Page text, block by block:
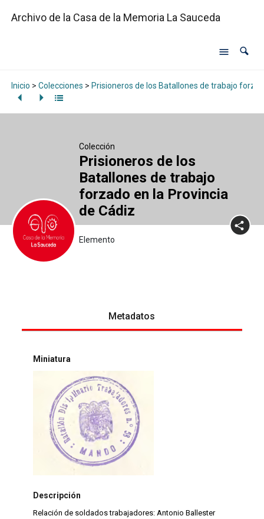
Archivo de la Casa de la Memoria La Sauceda
Inicio > Colecciones > Prisioneros de los Batallones de trabajo
Colección
Prisioneros de los
Batallones de trabajo
forzado en la Provincia
de Cádiz
Elemento
Metadatos
Miniatura
Descripción
Relación de soldados trabajadores: Antonio Ballester